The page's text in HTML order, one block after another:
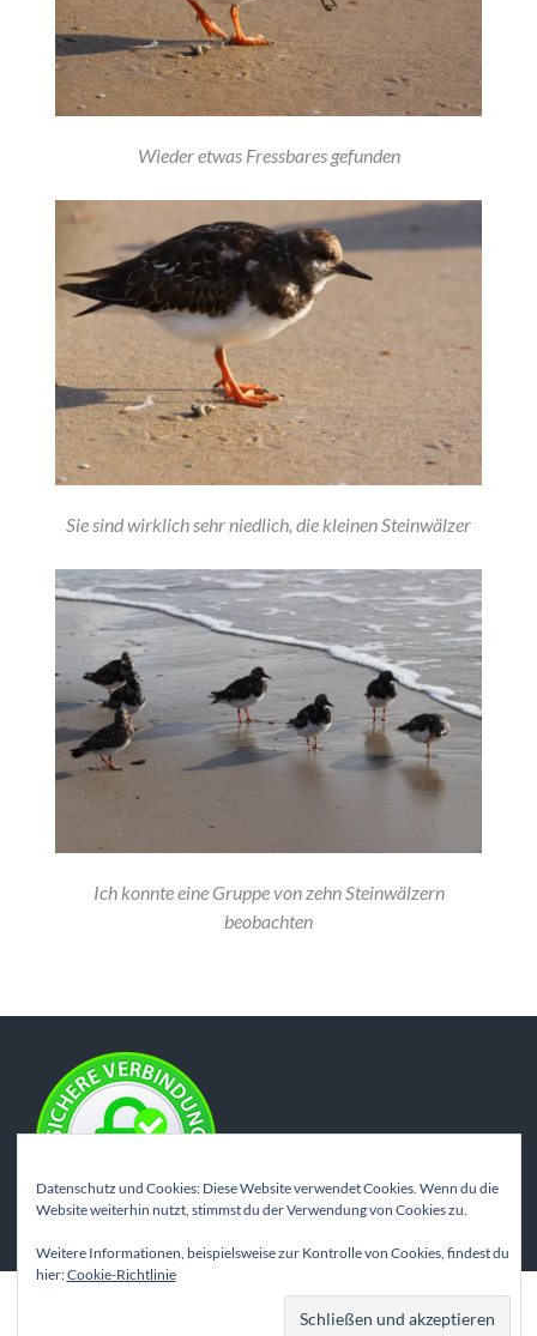
Wieder etwas Fressbares gefunden
Sie sind wirklich sehr niedlich, die kleinen Steinwälzer
Ich konnte eine Gruppe von zehn Steinwälzern
beobachten
—NACH OBEN ↑
Datenschutz und Cookies: Diese Website verwendet Cookies. Wenn du die
Website weiterhin nutzt, stimmst du der Verwendung von Cookies zu.
Weitere Informationen, beispielsweise zur Kontrolle von Cookies, findest du
hier:Cookie-Richtlinie